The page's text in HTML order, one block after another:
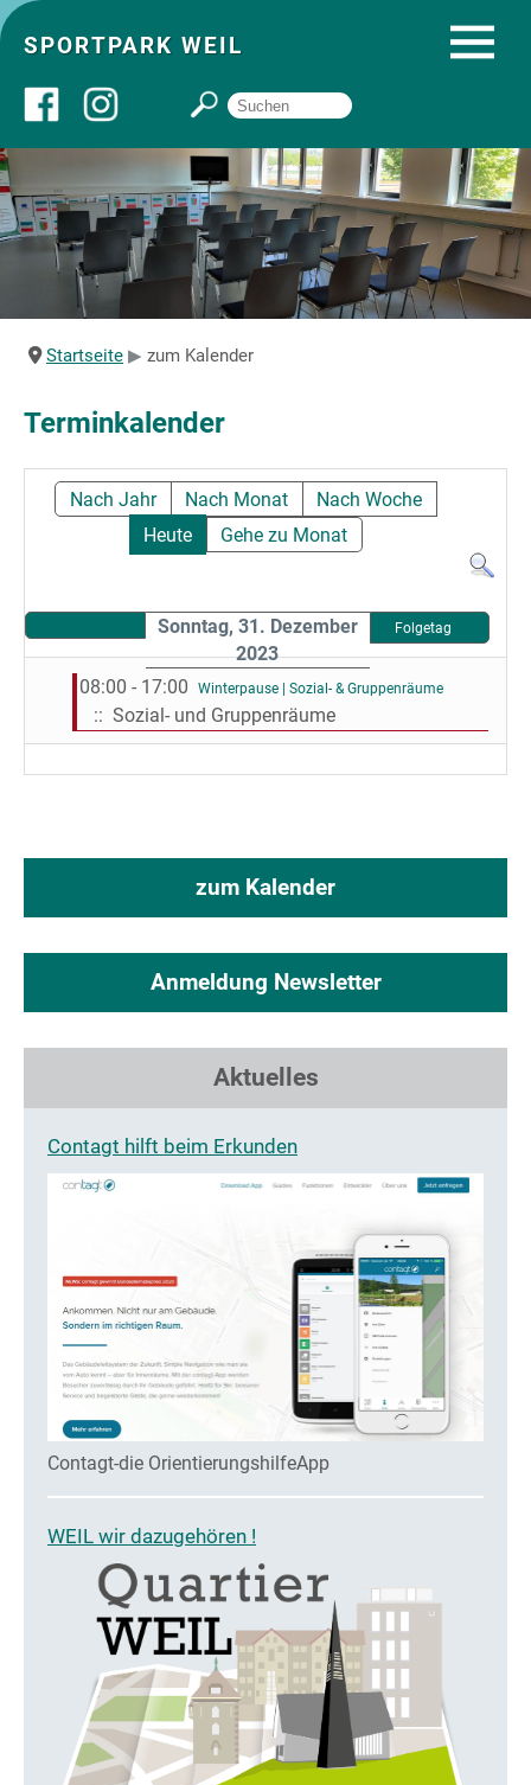
SPORTPARK WEIL
Über uns
Startseite
Angebote
Sportpark
Startseite zum Kalender
Terminkalender
Nach Jahr Nach Monat
Nach Woche
Heute
Gehe zu Monat
Sonntag, 31. Dezember
2023
Folgetag
08:00 - 17:00 Winterpause | Sozial- & Gruppenräume
:: Sozial- und Gruppenräume
zum Kalender
Anmeldung Newsletter
Aktuelles
Contagt hilft beim Erkunden
Contagt-die OrientierungshilfeApp
WEIL wir dazugehören !